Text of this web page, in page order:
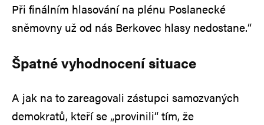
Při finálním hlasování na plénu Poslanecké
sněmovny už od nás Berkovec hlasy nedostane.“
Špatné vyhodnocení situace
A jak na to zareagovali zástupci samozvaných
demokratů, kteří se „provinili“ tím, že